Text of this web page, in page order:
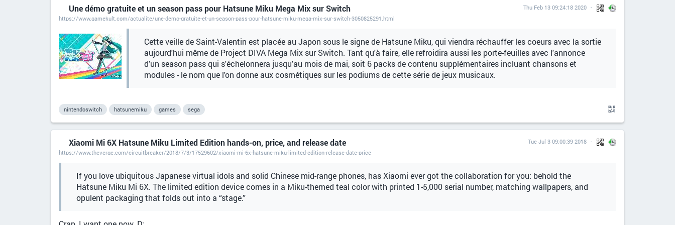
Une démo gratuite et un season pass pour Hatsune Miku Mega Mix sur Switch
https://www.gamekult.com/actualite/une-demo-gratuite-et-un-season-pass-pour-hatsune-miku-mega-mix-sur-switch-3050825291.html
Thu Feb 13 09:24:18 2020
Cette veille de Saint-Valentin est placée au Japon sous le signe de Hatsune Miku, qui viendra réchauffer les coeurs avec la sortie
aujourd'hui même de Project DIVA Mega Mix sur Switch. Tant qu'à faire, elle refroidira aussi les porte-feuilles avec l'annonce
d'un season pass qui s'échelonnera jusqu'au mois de mai, soit 6 packs de contenu supplémentaires incluant chansons et
modules - le nom que l'on donne aux cosmétiques sur les podiums de cette série de jeux musicaux.
nintendoswitch hatsunemiku games sega
Xiaomi Mi 6X Hatsune Miku Limited Edition hands-on, price, and release date
https://www.theverge.com/circuitbreaker/2018/7/3/17529602/xiaomi-mi-6x-hatsune-miku-limited-edition-release-date-price
Tue Jul 3 09:00:39 2018
If you love ubiquitous Japanese virtual idols and solid Chinese mid-range phones, has Xiaomi ever got the collaboration for you: behold the
Hatsune Miku Mi 6X. The limited edition device comes in a Miku-themed teal color with printed 1-5,000 serial number, matching wallpapers, and
opulent packaging that folds out into a “stage.”